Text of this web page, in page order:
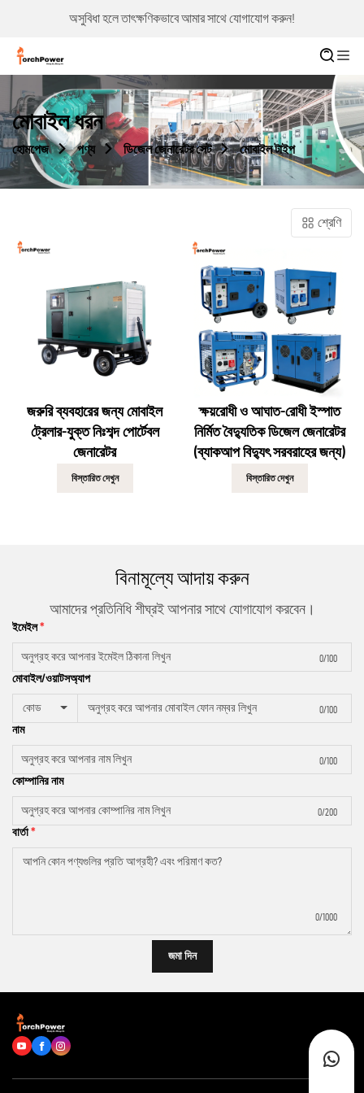
অসুবিধা হলে তাৎক্ষণিকভাবে আমার সাথে যোগাযোগ করুন!
মোবাইল ধরন
হোমপেজ পণ্য ডিজেল জেনারেটর সেট মোবাইল টাইপ
শ্রেণি
জরুরি ব্যবহারের জন্য মোবাইল
ট্রেলার-যুক্ত নিঃশব্দ পোর্টেবল
জেনারেটর
বিস্তারিত দেখুন
ক্ষয়রোধী ও আঘাত-রোধী ইস্পাত
নির্মিত বৈদ্যুতিক ডিজেল জেনারেটর
(ব্যাকআপ বিদ্যুৎ সরবরাহের জন্য)
বিস্তারিত দেখুন
বিনামূল্যে আদায় করুন
আমাদের প্রতিনিধি শীঘ্রই আপনার সাথে যোগাযোগ করবেন।
ইমেইল
0/100
মোবাইল/ওয়াটসঅ্যাপ
কোড 0/100
নাম
0/100
কোম্পানির নাম
0/200
বার্তা
0/1000
জমা দিন